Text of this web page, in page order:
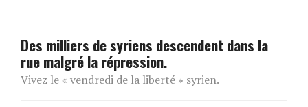
Des milliers de syriens descendent dans la
rue malgré la répression.
Vivez le « vendredi de la liberté » syrien.